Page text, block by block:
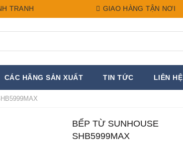
TRANH GIAO HÀNG TẬN NƠI
CÁC HÃNG SẢN XUẤT TIN TỨC LIÊN HỆ
BẾP TỪ SUNHOUSE
SHB5999MAX